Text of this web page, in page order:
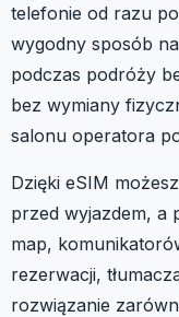
telefonie od razu
wygodny sposób
podczas podróży
bez wymiany
salonu operatora
Dzięki eSIM
przed wyjazdem, a
map,
rezerwacji,
rozwiązanie